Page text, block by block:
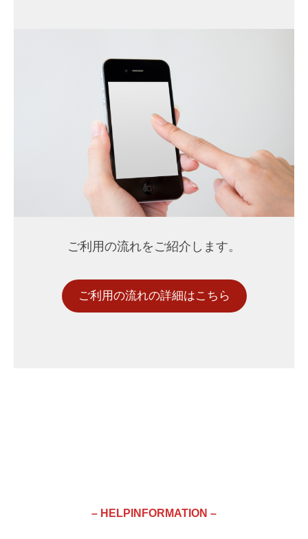
ご利用の流れをご紹介します。
ご利用の流れの詳細はこちら
– HELPINFORMATION –